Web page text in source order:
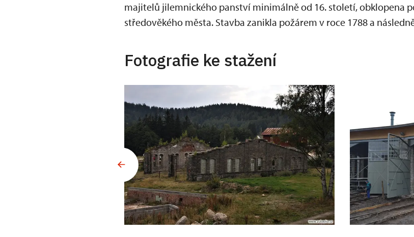
majitelů jilemnického panství minimálně od 16. století, obklopena
středověkého města. Stavba zanikla požárem v roce 1788 a
Fotografie ke stažení